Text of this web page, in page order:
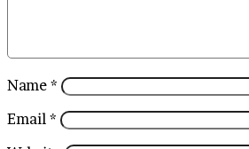
Name *
Email *